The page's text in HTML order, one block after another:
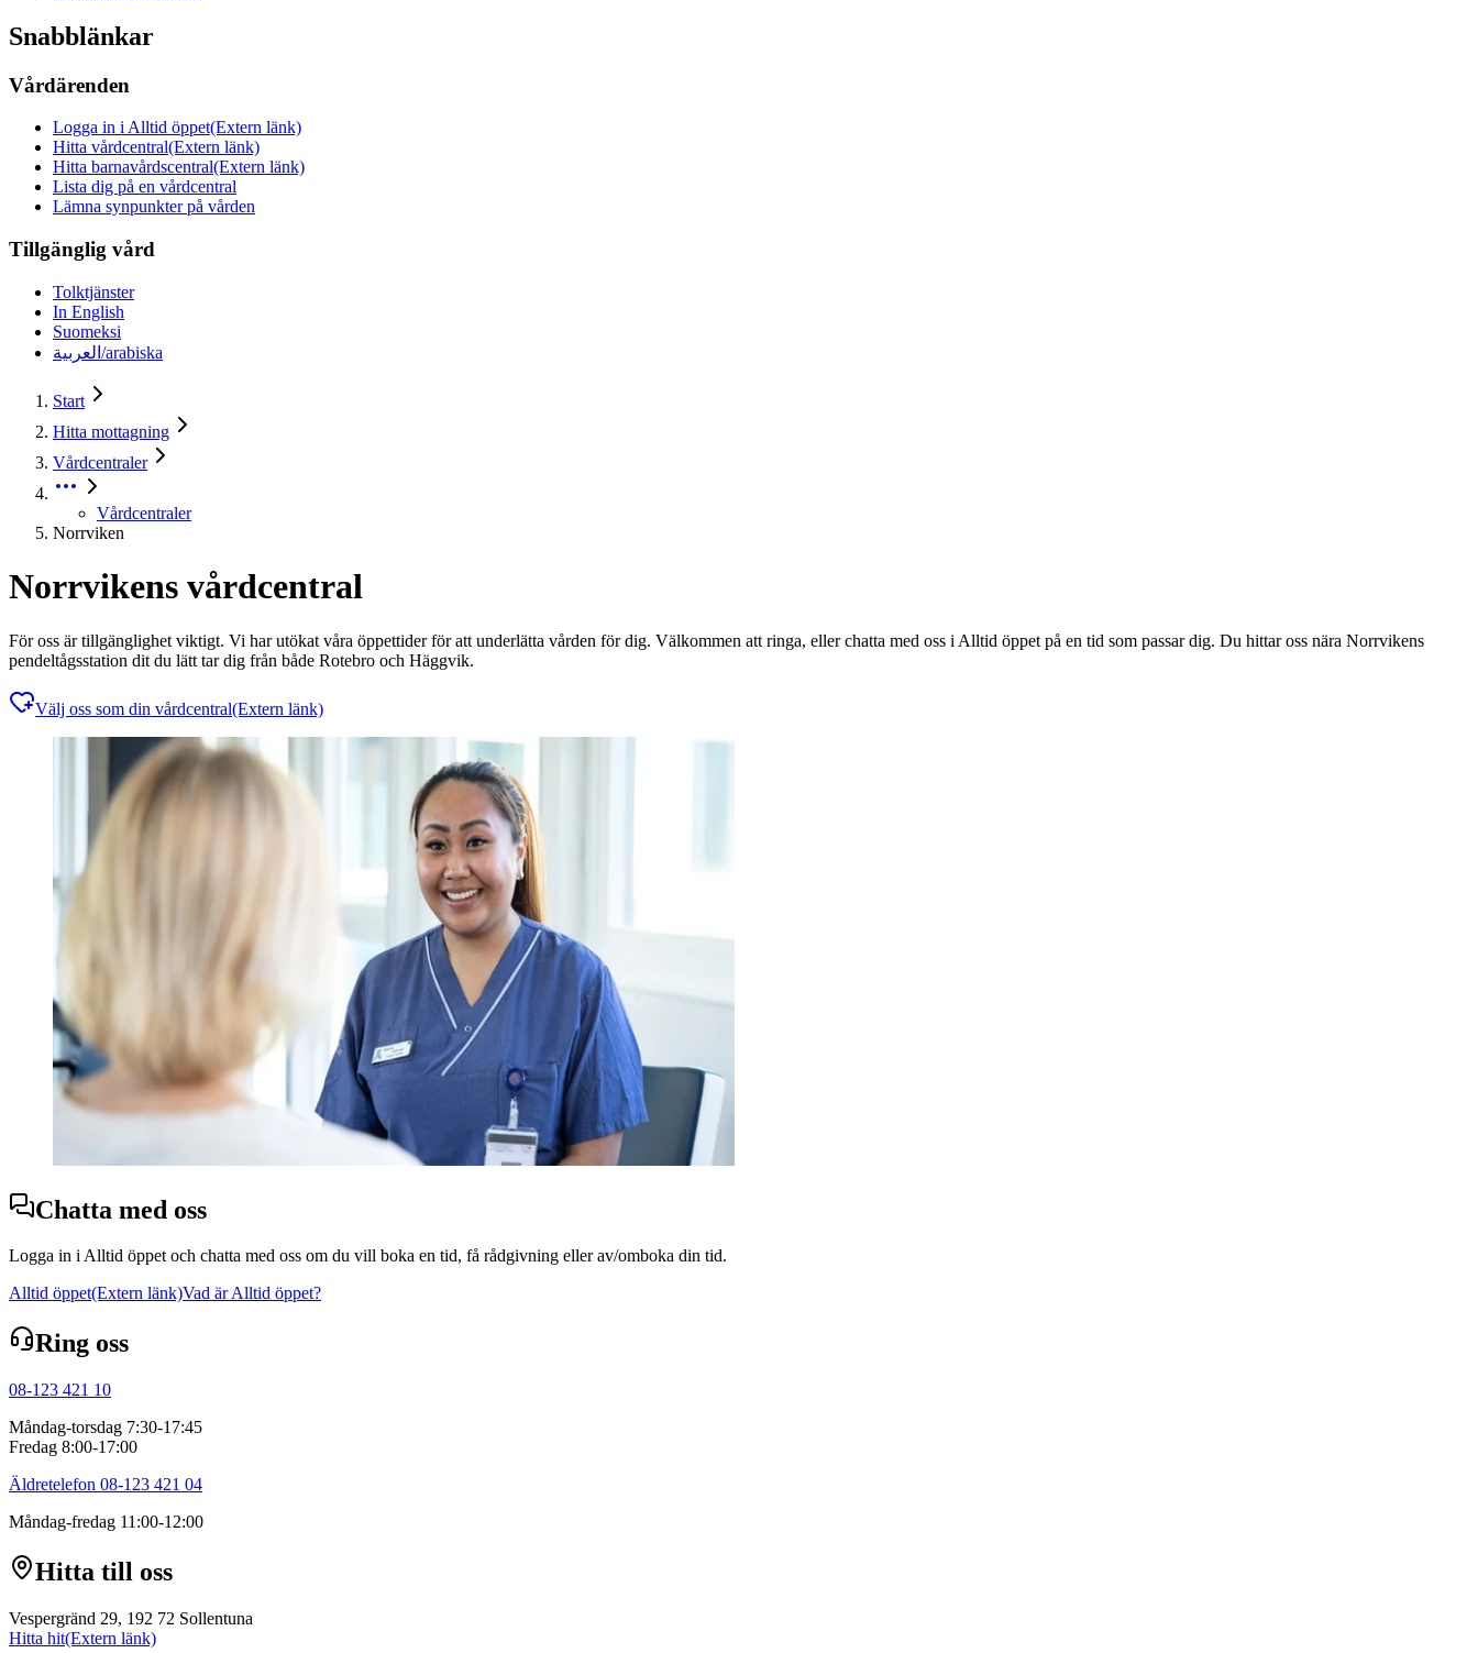
Snabblänkar
Vårdärenden
Logga in i Alltid öppet(Extern länk)
Hitta vårdcentral(Extern länk)
Hitta barnavårdscentral(Extern länk)
Lista dig på en vårdcentral
Lämna synpunkter på vården
Tillgänglig vård
Tolktjänster
In English
Suomeksi
العربية/arabiska
Start
Hitta mottagning
Vårdcentraler
Vårdcentraler
Norrviken
Norrvikens vårdcentral
För oss är tillgänglighet viktigt. Vi har utökat våra öppettider för att underlätta vården för dig. Välkommen att ringa, eller chatta med oss i Alltid öppet på en tid som passar dig. Du hittar oss nära Norrvikens
pendeltågsstation dit du lätt tar dig från både Rotebro och Häggvik.
Välj oss som din vårdcentral(Extern länk)
Chatta med oss
Logga in i Alltid öppet och chatta med oss om du vill boka en tid, få rådgivning eller av/omboka din tid.
Alltid öppet(Extern länk)Vad är Alltid öppet?
Ring oss
08-123 421 10
Måndag-torsdag 7:30-17:45
Fredag 8:00-17:00
Äldretelefon 08-123 421 04
Måndag-fredag 11:00-12:00
Hitta till oss
Vespergränd 29, 192 72 Sollentuna
Hitta hit(Extern länk)